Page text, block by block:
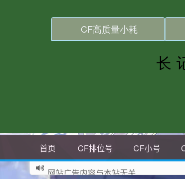
首页 CF排位号 CF小号
网站广告内容与本站无关